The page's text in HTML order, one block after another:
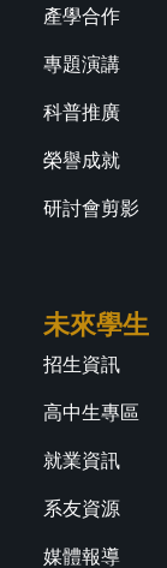
產學合作
專題演講
科普推廣
榮譽成就
研討會剪影
未來學生
招生資訊
高中生專區
就業資訊
系友資源
媒體報導